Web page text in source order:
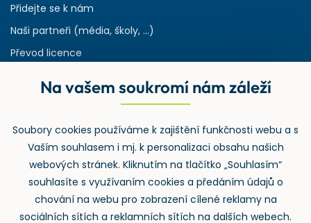
Přidejte se k nám
Naši partneři (média, školy, ...)
Převod licence
Rejstřík používaných zkratek v odpadech
Zpětný odběr
Na vašem soukromí nám záleží
Soubory cookies používáme k zajištění funkčnosti webu a s
Vaším souhlasem i mj. k personalizaci obsahu našich
webových stránek. Kliknutím na tlačítko „Souhlasím“
souhlasíte s využívaním cookies a předáním údajů o
chování na webu pro zobrazení cílené reklamy na
sociálních sítích a reklamních sítích na dalších webech.